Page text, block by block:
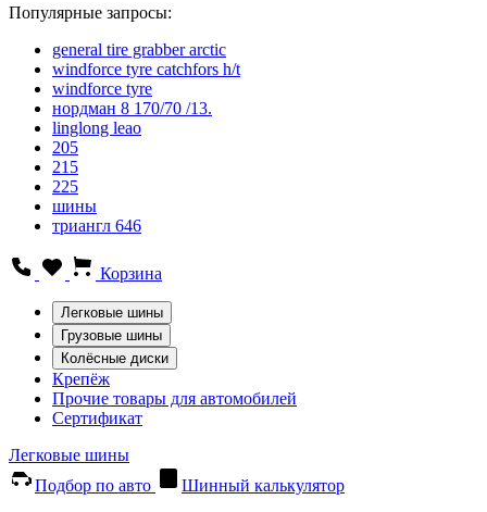
Популярные запросы:
general tire grabber arctic
windforce tyre catchfors h/t
windforce tyre
нордман 8 170/70 /13.
linglong leao
205
215
225
шины
триангл 646
Корзина
Легковые шины
Грузовые шины
Колёсные диски
Крепёж
Прочие товары для автомобилей
Сертификат
Легковые шины
Подбор по авто
Шинный калькулятор